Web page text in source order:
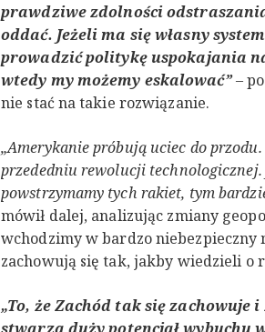
prawdziwe zdolności
oddać. Jeżeli ma się własny
prowadzić politykę uspokajania
wtedy my możemy eskalować”–
nie stać na takie rozwiązanie.
„Amerykanie próbują uciec do
przededniu rewolucji technologicznej.
powstrzymamy tych rakiet, tym
mówił dalej, analizując zmiany
wchodzimy w bardzo niebezpieczny
zachowują się tak, jakby wiedzieli o
„To, że Zachód tak się